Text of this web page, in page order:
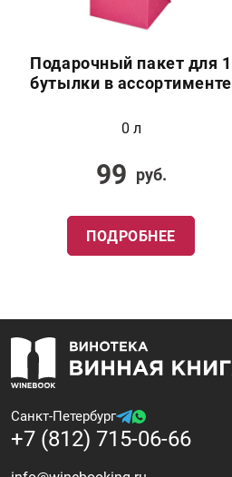
Подарочный пакет для 1
бутылки в ассортименте
0 л
99 руб.
ПОДРОБНЕЕ
Санкт-Петербург
+7 (812) 715-06-66